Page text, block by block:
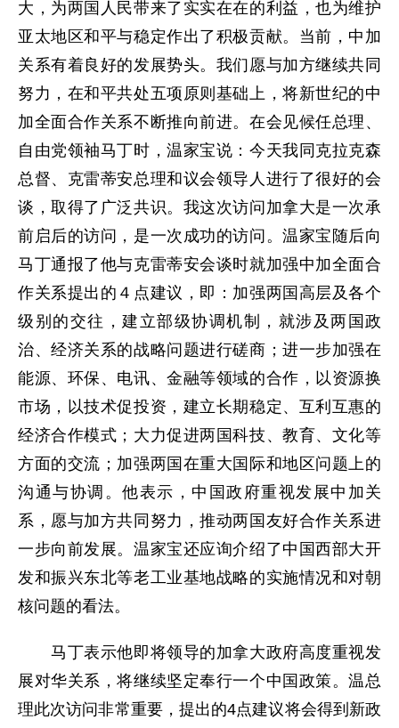
大，为两国人民带来了实实在在的利益，也为维护
亚太地区和平与稳定作出了积极贡献。当前，中加
关系有着良好的发展势头。我们愿与加方继续共同
努力，在和平共处五项原则基础上，将新世纪的中
加全面合作关系不断推向前进。在会见候任总理、
自由党领袖马丁时，温家宝说：今天我同克拉克森
总督、克雷蒂安总理和议会领导人进行了很好的会
谈，取得了广泛共识。我这次访问加拿大是一次承
前启后的访问，是一次成功的访问。温家宝随后向
马丁通报了他与克雷蒂安会谈时就加强中加全面合
作关系提出的４点建议，即：加强两国高层及各个
级别的交往，建立部级协调机制，就涉及两国政
治、经济关系的战略问题进行磋商；进一步加强在
能源、环保、电讯、金融等领域的合作，以资源换
市场，以技术促投资，建立长期稳定、互利互惠的
经济合作模式；大力促进两国科技、教育、文化等
方面的交流；加强两国在重大国际和地区问题上的
沟通与协调。他表示，中国政府重视发展中加关
系，愿与加方共同努力，推动两国友好合作关系进
一步向前发展。温家宝还应询介绍了中国西部大开
发和振兴东北等老工业基地战略的实施情况和对朝
核问题的看法。
马丁表示他即将领导的加拿大政府高度重视发
展对华关系，将继续坚定奉行一个中国政策。温总
理此次访问非常重要，提出的4点建议将会得到新政